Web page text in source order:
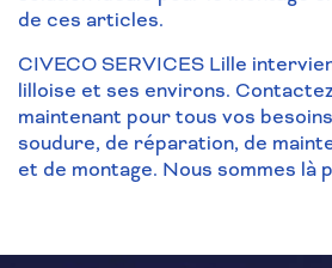
de ces articles.
CIVECO SERVICES Lille
lilloise et ses environs.
maintenant pour tous vos
soudure, de réparation, de
et de montage. Nous sommes là